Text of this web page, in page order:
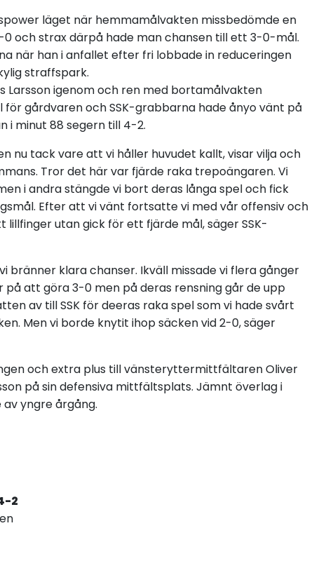
läget när hemmamålvakten missbedömde en
och strax därpå hade man chansen till ett 3-0-mål.
när han i anfallet efter fri lobbade in reduceringen
straffspark.
Larsson igenom och ren med bortamålvakten
gårdvaren och SSK-grabbarna hade ånyo vänt på
i minut 88 segern till 4-2.
nu tack vare att vi håller huvudet kallt, visar vilja och
Tror det här var fjärde raka trepoängaren. Vi
i andra stängde vi bort deras långa spel och fick
Efter att vi vänt fortsatte vi med vår offensiv och
utan gick för ett fjärde mål, säger SSK-
klara chanser. Ikväll missade vi flera gånger
på att göra 3-0 men på deras rensning går de upp
av till SSK för deeras raka spel som vi hade svårt
Men vi borde knytit ihop säcken vid 2-0, säger
och extra plus till vänsteryttermittfältaren Oliver
på sin defensiva mittfältsplats. Jämnt överlag i
yngre årgång.
2